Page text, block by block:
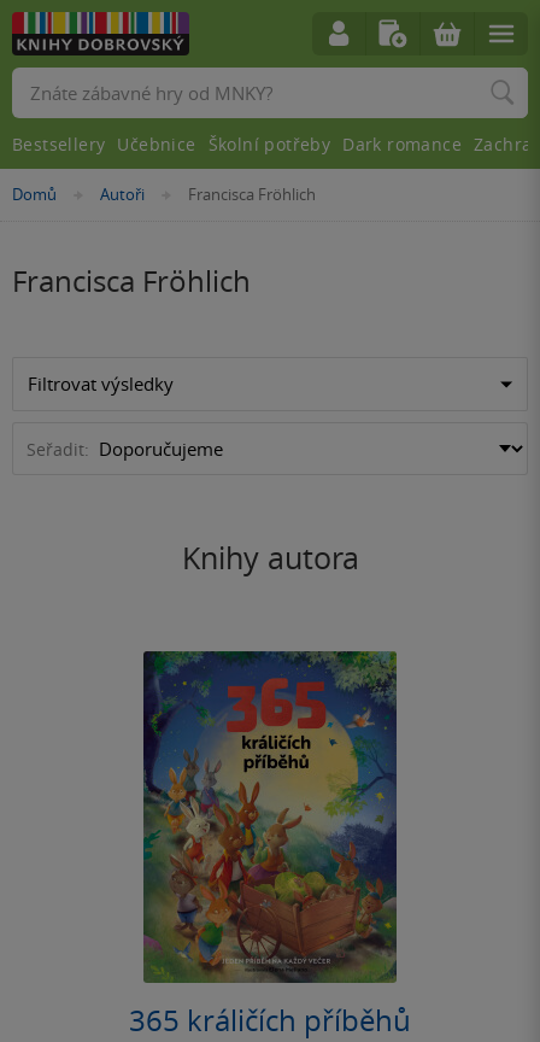
Nacházíte
Domů »Autoři »Francisca Fröhlich
Francisca Fröhlich
Filtrovat výsledky
Seřadit:
Knihy autora
365 králičích příběhů
Vyhledávání
Bestsellery Učebnice Školní potřeby Dark romance